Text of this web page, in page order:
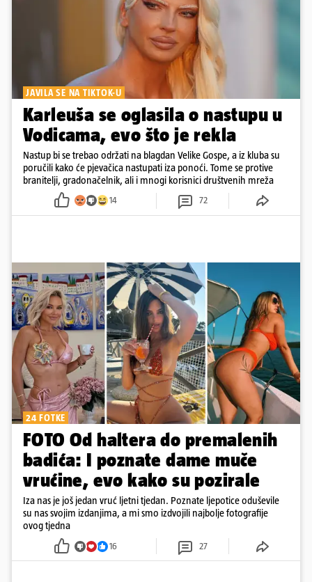
JAVILA SE NA TIKTOK-U
Karleuša se oglasila o nastupu u
Vodicama, evo što je rekla
Nastup bi se trebao održati na blagdan Velike Gospe, a iz kluba su
poručili kako će pjevačica nastupati iza ponoći. Tome se protive
branitelji, gradonačelnik, ali i mnogi korisnici društvenih mreža
14 72
24 FOTKE
FOTO Od haltera do premalenih
badića: I poznate dame muče
vrućine, evo kako su pozirale
Iza nas je još jedan vruć ljetni tjedan. Poznate ljepotice oduševile
su nas svojim izdanjima, a mi smo izdvojili najbolje fotografije
ovog tjedna
16 27